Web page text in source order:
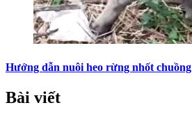
Hướng dẫn nuôi heo rừng nhốt chuồng
Bài viết